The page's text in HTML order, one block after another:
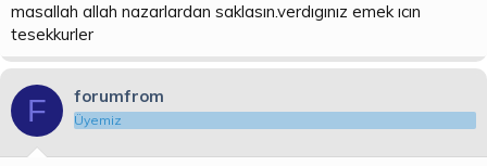
masallah allah nazarlardan saklasın.verdıgınız emek ıcın
tesekkurler
F forumfrom
Üyemiz